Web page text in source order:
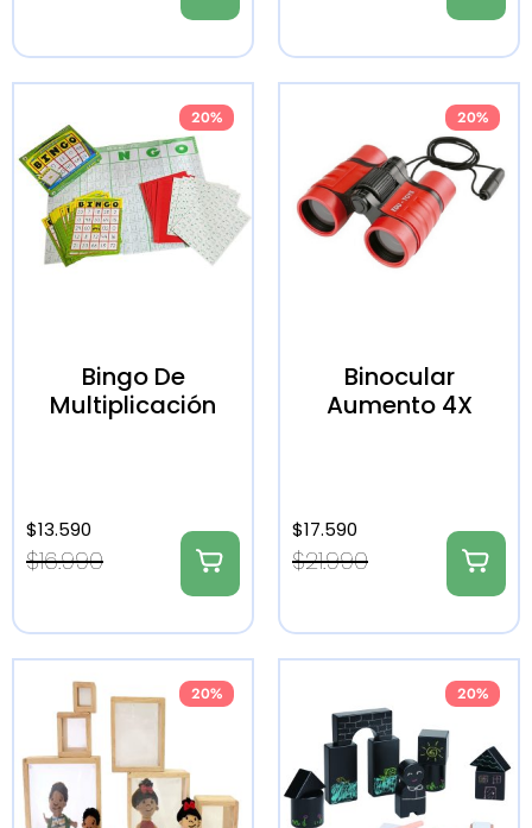
20%
Bingo De
Multiplicación
$16.990
$13.590
20%
Binocular
Aumento 4X
$21.990
$17.590
20% 20%